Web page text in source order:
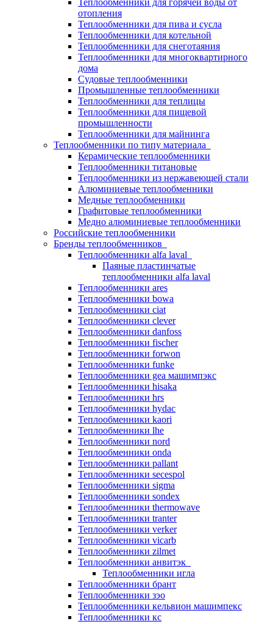
Теплообменники для горячей воды от
отопления
Теплообменники для пива и сусла
Теплообменники для котельной
Теплообменники для снеготаяния
Теплообменники для многоквартирного
дома
Судовые теплообменники
Промышленные теплообменники
Теплообменники для теплицы
Теплообменники для пищевой
промышленности
Теплообменники для майнинга
Теплообменники по типу материала
Керамические теплообменники
Теплообменники титановые
Теплообменники из нержавеющей стали
Алюминиевые теплообменники
Медные теплообменники
Графитовые теплообменники
Медно алюминиевые теплообменники
Российские теплообменники
Бренды теплообменников
Теплообменники alfa laval
Паяные пластинчатые
теплообменники alfa laval
Теплообменники ares
Теплообменники bowa
Теплообменники ciat
Теплообменники clever
Теплообменники danfoss
Теплообменники fischer
Теплообменники forwon
Теплообменники funke
Теплообменники gea машимпэкс
Теплообменники hisaka
Теплообменники hrs
Теплообменники hydac
Теплообменники kaori
Теплообменники lhe
Теплообменники nord
Теплообменники onda
Теплообменники pallant
Теплообменники secespol
Теплообменники sigma
Теплообменники sondex
Теплообменники thermowave
Теплообменники tranter
Теплообменники verker
Теплообменники vicarb
Теплообменники zilmet
Теплообменники анвитэк
Теплообменники игла
Теплообменники брант
Теплообменники зэо
Теплообменники кельвион машимпекс
Теплообменники кс